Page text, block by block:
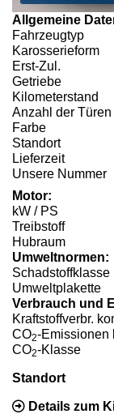
Allgemeine
Fahrzeugtyp
Karosserieform
Erst-Zul.
Getriebe
Kilometerstand
Anzahl der Türen
Farbe
Standort
Lieferzeit
Unsere Nummer
Motor:
kW / PS
Treibstoff
Hubraum
Umweltnormen:
Schadstoffklasse
Umweltplakette
Verbrauch und
Kraftstoffverbr.
CO2-Emissionen
CO2-Klasse
Standort
Details zum